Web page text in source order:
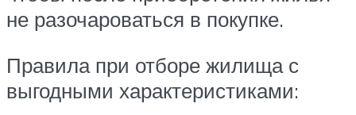
не разочароваться в покупке.
Правила при отборе жилища с
выгодными характеристиками: